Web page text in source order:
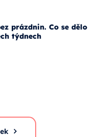
prázdnin. Co se dělo
týdnech